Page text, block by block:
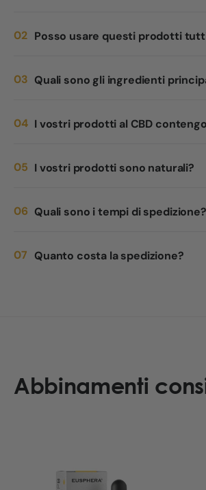
Posso usare questi prodotti
Quali sono gli ingredienti
I vostri prodotti al CBD
I vostri prodotti sono naturali?
Quali sono i tempi di spedizione?
Quanto costa la spedizione?
Abbinamenti